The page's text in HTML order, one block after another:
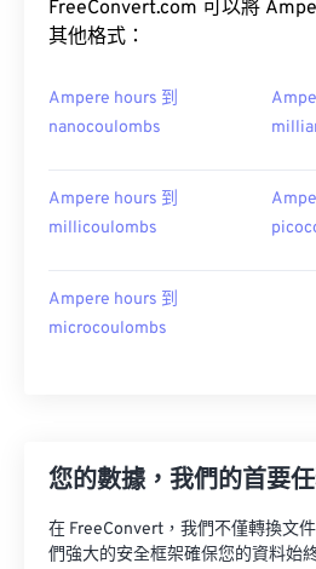
FreeConvert.com 可以將
其他格式：
Ampere hours 到
nanocoulombs
Ampere hours 到
millicoulombs
Ampere hours 到
microcoulombs
您的數據，我們的首要
在 FreeConvert，我們不僅轉換文
們強大的安全框架確保您的資料始